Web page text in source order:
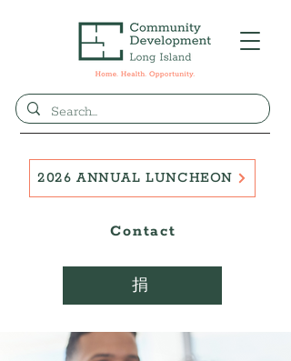
捐
Contact
2026 ANNUAL LUNCHEON